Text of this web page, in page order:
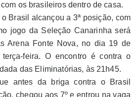
os brasileiros dentro de casa.
Brasil alcançou a 3ª posição, com
jogo da Seleção Canarinha será
Arena Fonte Nova, no dia 19 de
terça-feira. O encontro é contra o
das Eliminatórias, às 21h45.
antes da briga contra o Brasil
chegou aos 7º e entrou na vaga